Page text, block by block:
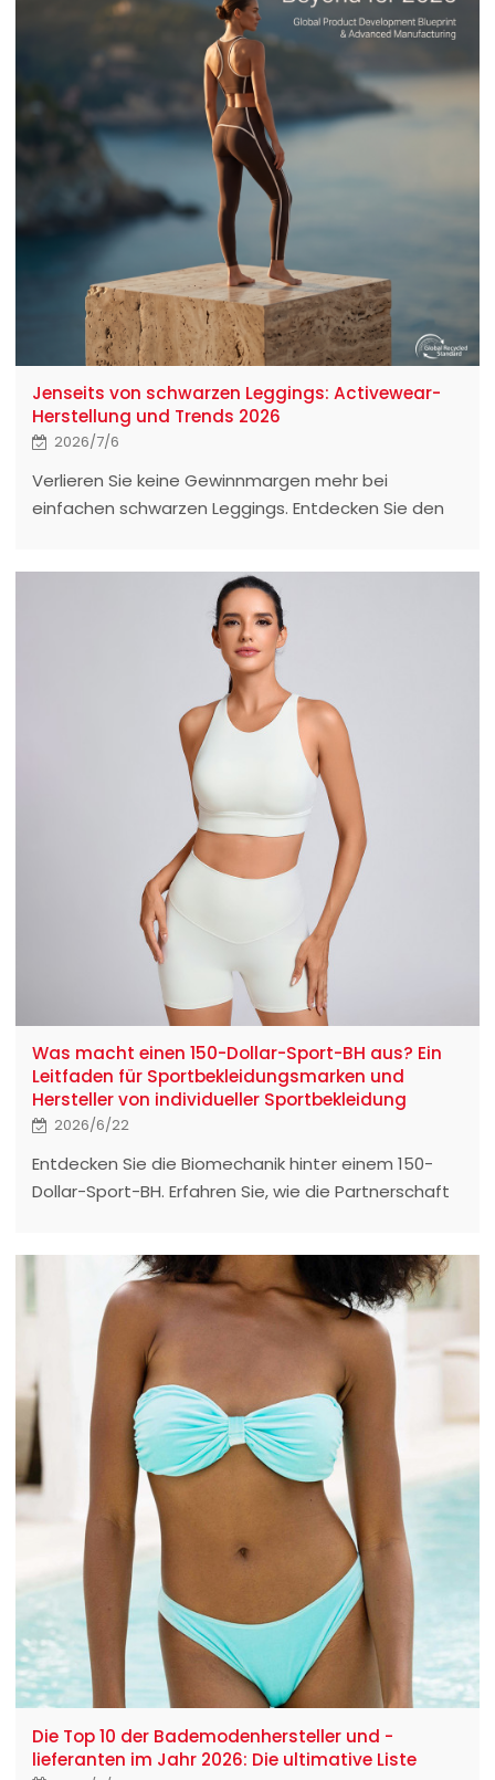
Jenseits von schwarzen Leggings: Activewear-
Herstellung und Trends 2026
2026/7/6
Verlieren Sie keine Gewinnmargen mehr bei
einfachen schwarzen Leggings. Entdecken Sie den
Bekleidungsherstellung und flexibler Beschaffung ab
Mindestbestellmenge.
Was macht einen 150-Dollar-Sport-BH aus? Ein
Leitfaden für Sportbekleidungsmarken und
Hersteller von individueller Sportbekleidung
2026/6/22
Entdecken Sie die Biomechanik hinter einem 150-
Dollar-Sport-BH. Erfahren Sie, wie die Partnerschaft
Forschung & Entwicklung Ihrer Marke steigern kann.
Die Top 10 der Bademodenhersteller und -
lieferanten im Jahr 2026: Die ultimative Liste